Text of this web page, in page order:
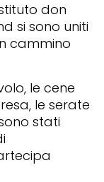
don
si sono uniti
cammino
le cene
le serate
stati